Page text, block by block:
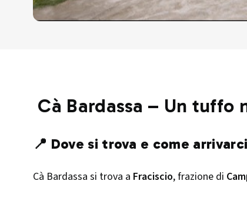
Cà Bardassa – Un tuffo
📍 Dove si trova e come arrivarci
Cà Bardassa si trova a Fraciscio, frazione di